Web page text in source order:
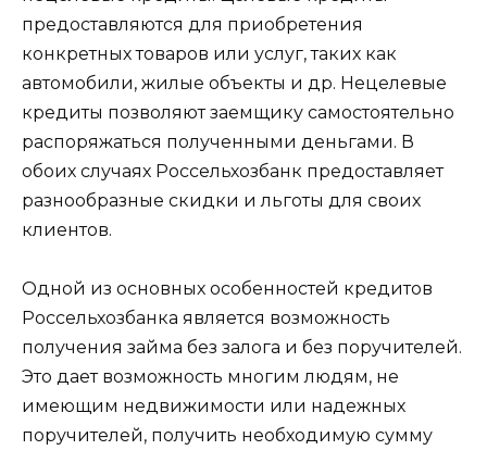
предоставляются для приобретения
конкретных товаров или услуг, таких как
автомобили, жилые объекты и др. Нецелевые
кредиты позволяют заемщику самостоятельно
распоряжаться полученными деньгами. В
обоих случаях Россельхозбанк предоставляет
разнообразные скидки и льготы для своих
клиентов.
Одной из основных особенностей кредитов
Россельхозбанка является возможность
получения займа без залога и без поручителей.
Это дает возможность многим людям, не
имеющим недвижимости или надежных
поручителей, получить необходимую сумму